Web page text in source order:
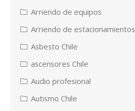
Arriendo de equipos
Arriendo de estacionamientos
Asbesto Chile
ascensores Chile
Audio profesional
Autismo Chile